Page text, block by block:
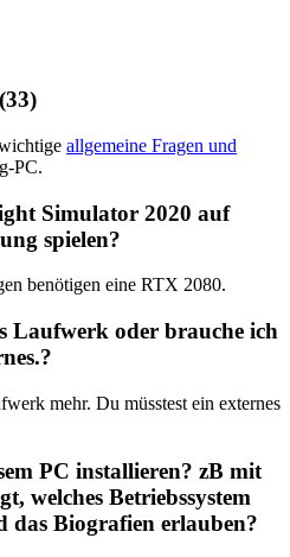
allgemeine Fragen und
PC.
Simulator 2020 auf
spielen?
benötigen eine RTX 2080.
Laufwerk oder brauche ich
mehr. Du müsstest ein externes
PC installieren? zB mit
welches Betriebssystem
das Biografien erlauben?